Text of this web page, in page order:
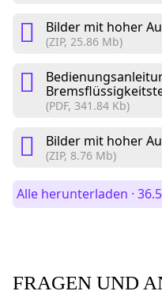
Bilder mit hoher
(ZIP, 25.86 Mb)
(PDF, 341.84 Kb)
Bilder mit hoher
(ZIP, 8.76 Mb)
Alle herunterladen ·
FRAGEN UND